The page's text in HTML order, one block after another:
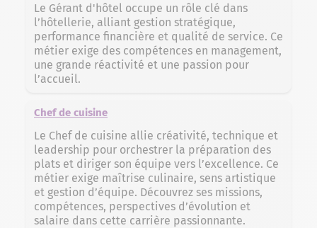
Le Gérant d'hôtel occupe un rôle clé dans
l’hôtellerie, alliant gestion stratégique,
performance financière et qualité de service. Ce
métier exige des compétences en management,
une grande réactivité et une passion pour
l’accueil.
Chef de cuisine
Le Chef de cuisine allie créativité, technique et
leadership pour orchestrer la préparation des
plats et diriger son équipe vers l’excellence. Ce
métier exige maîtrise culinaire, sens artistique
et gestion d’équipe. Découvrez ses missions,
compétences, perspectives d’évolution et
salaire dans cette carrière passionnante.